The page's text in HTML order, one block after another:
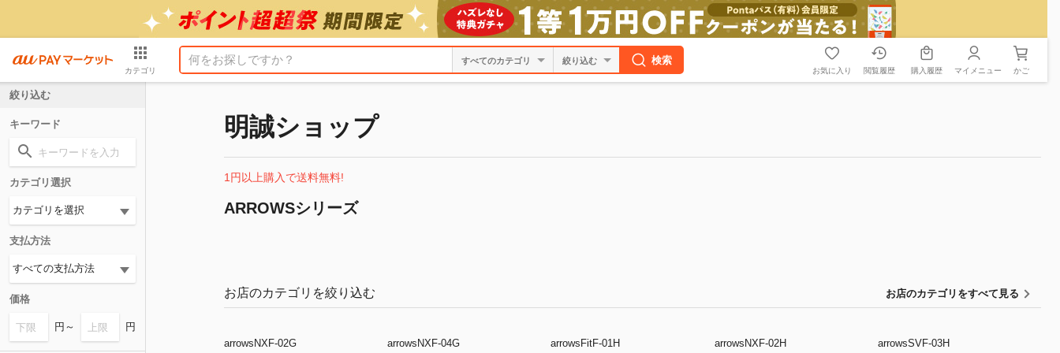
カテゴリ
絞り込む 検索
お気に入り 閲覧履歴 購入履歴 マイメニュー かご
明誠ショップ
1円以上購入で送料無料!
ARROWSシリーズ
お店のカテゴリを絞り込む お店のカテゴリをすべて見る
arrowsNXF-02G arrowsNXF-04G arrowsFitF-01H arrowsNXF-02H arrowsSVF-03H
絞り込む
キーワード
カテゴリ選択
支払方法
価格
円～ 円